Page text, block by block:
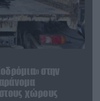
στην
χώρους